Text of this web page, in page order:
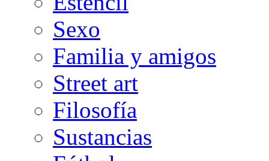
Sexo
Familia y amigos
Street art
Filosofía
Sustancias